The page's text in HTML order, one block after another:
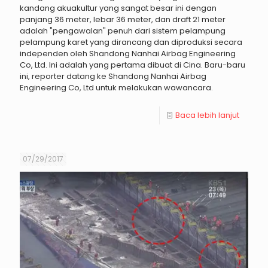
kandang akuakultur yang sangat besar ini dengan
panjang 36 meter, lebar 36 meter, dan draft 21 meter
adalah "pengawalan" penuh dari sistem pelampung
pelampung karet yang dirancang dan diproduksi secara
independen oleh Shandong Nanhai Airbag Engineering
Co, Ltd. Ini adalah yang pertama dibuat di Cina. Baru-baru
ini, reporter datang ke Shandong Nanhai Airbag
Engineering Co, Ltd untuk melakukan wawancara.
Baca lebih lanjut
07/29/2017